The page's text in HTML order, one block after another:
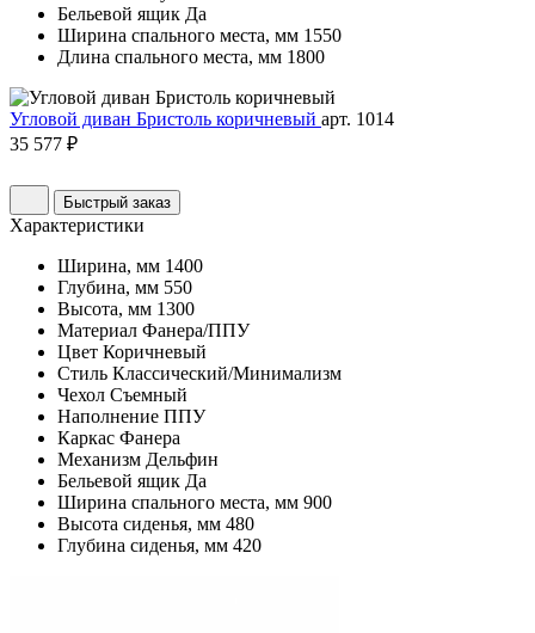
Бельевой ящик Да
Ширина спального места, мм 1550
Длина спального места, мм 1800
Угловой диван Бристоль коричневый арт. 1014
35 577 ₽
Быстрый заказ
Характеристики
Ширина, мм 1400
Глубина, мм 550
Высота, мм 1300
Материал Фанера/ППУ
Цвет Коричневый
Стиль Классический/Минимализм
Чехол Съемный
Наполнение ППУ
Каркас Фанера
Механизм Дельфин
Бельевой ящик Да
Ширина спального места, мм 900
Высота сиденья, мм 480
Глубина сиденья, мм 420